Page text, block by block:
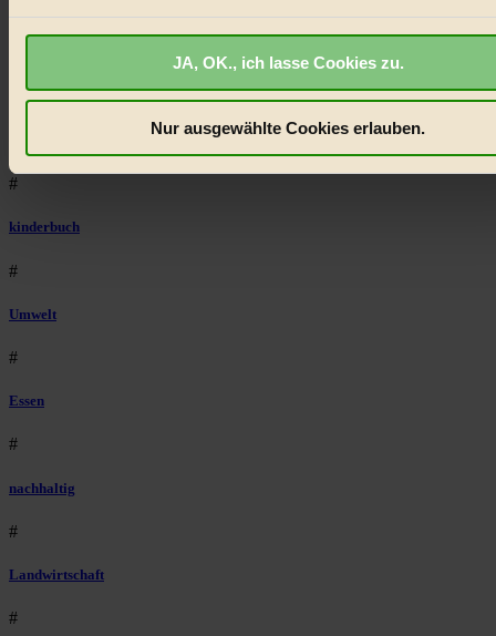
biorama.euist werbefinanziert und deswegen für dich
Wir benötigen deine Einwilligung für Cookies, um
etwa selbst anonymisierte Statistiken dazu auslesen zu
welche Inhalte besonders gut ankommen, Inhalte wie
auszuspielen.Mehr erfahren.
JA, OK., ich lasse Cookies zu.
Nur ausgewählte Cookies erlauben.
#
kinderbuch
#
Umwelt
#
Essen
#
nachhaltig
#
Landwirtschaft
#